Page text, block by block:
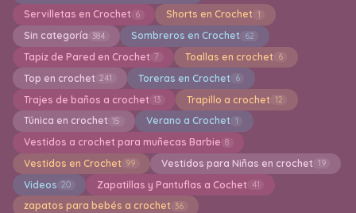
Servilletas en Crochet 6 Shorts en Crochet 1
Sin categoría 384 Sombreros en Crochet 62
Tapiz de Pared en Crochet 7 Toallas en crochet 6
Top en crochet 241 Toreras en Crochet 6
Trajes de baños a crochet 13 Trapillo a crochet 12
Túnica en crochet 15 Verano a Crochet 1
Vestidos a crochet para muñecas Barbie 8
Vestidos en Crochet 99 Vestidos para Niñas en crochet 19
Videos 20 Zapatillas y Pantuflas a Cochet 41
zapatos para bebés a crochet 36